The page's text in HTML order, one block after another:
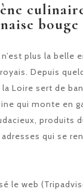
bouge
plus la belle
Depuis
la Loire sert de
qui monte en
produits
qui se
le web